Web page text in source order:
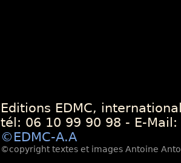
Editions EDMC,
tél: 06 10 99 90 98 - E-Mail:
©EDMC-A.A
©copyright textes et images Antoine